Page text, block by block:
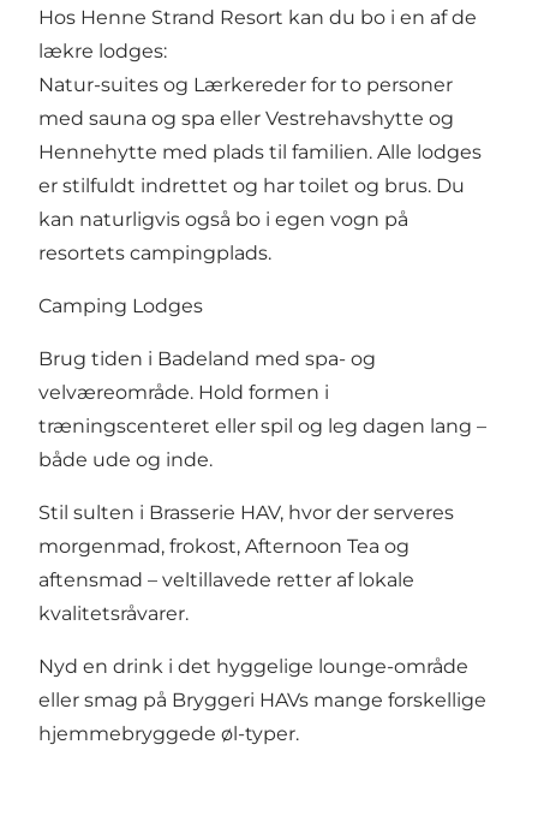
Hos Henne Strand Resort kan du bo i en af de
lækre lodges:
Natur-suites og Lærkereder for to personer
med sauna og spa eller Vestrehavshytte og
Hennehytte med plads til familien. Alle lodges
er stilfuldt indrettet og har toilet og brus. Du
kan naturligvis også bo i egen vogn på
resortets campingplads.
Camping Lodges
Brug tiden i Badeland med spa- og
velværeområde. Hold formen i
træningscenteret eller spil og leg dagen lang –
både ude og inde.
Stil sulten i Brasserie HAV, hvor der serveres
morgenmad, frokost, Afternoon Tea og
aftensmad – veltillavede retter af lokale
kvalitetsråvarer.
Nyd en drink i det hyggelige lounge-område
eller smag på Bryggeri HAVs mange forskellige
hjemmebryggede øl-typer.